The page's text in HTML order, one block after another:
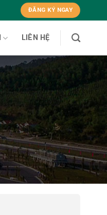
ĐĂNG KÝ NGAY
LIÊN HỆ